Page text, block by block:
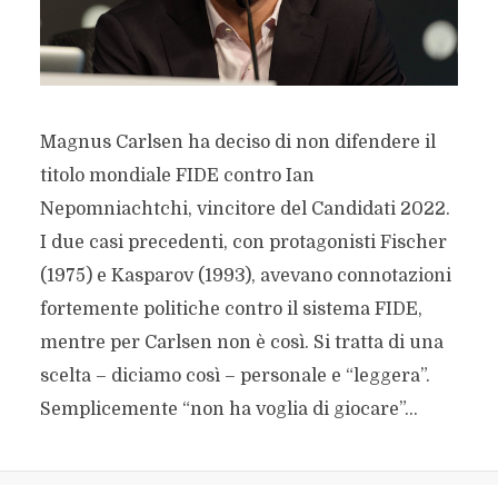
Magnus Carlsen ha deciso di non difendere il
titolo mondiale FIDE contro Ian
Nepomniachtchi, vincitore del Candidati 2022.
I due casi precedenti, con protagonisti Fischer
(1975) e Kasparov (1993), avevano connotazioni
fortemente politiche contro il sistema FIDE,
mentre per Carlsen non è così. Si tratta di una
scelta – diciamo così – personale e “leggera”.
Semplicemente “non ha voglia di giocare”...